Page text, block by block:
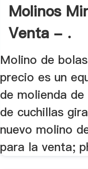
Molinos
Venta - .
Molino de
precio es un
de molienda
de cuchillas
nuevo molino
para la venta;